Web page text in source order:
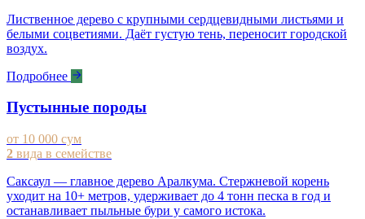
Лиственное дерево с крупными сердцевидными листьями и
белыми соцветиями. Даёт густую тень, переносит городской
воздух.
Подробнее
Пустынные породы
от 10 000 сум
2 вида в семействе
Саксаул — главное дерево Аралкума. Стержневой корень
уходит на 10+ метров, удерживает до 4 тонн песка в год и
останавливает пыльные бури у самого истока.